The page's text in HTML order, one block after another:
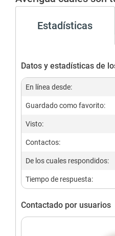
Estadísticas
Datos y estadísticas de
En línea desde:
Guardado como favorito:
Visto:
Contactos:
De los cuales respondidos:
Tiempo de respuesta:
Contactado por usuarios